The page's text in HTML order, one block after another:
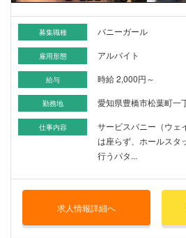
募集職種 バニーガール
雇用形態 アルバイト
給与 時給 2,000円～
勤務地 愛知県豊橋市松葉町一
仕事内容
サービスバニー（ウェ
は座らず、ホールスタ
行うパタ...
求人情報詳細へ